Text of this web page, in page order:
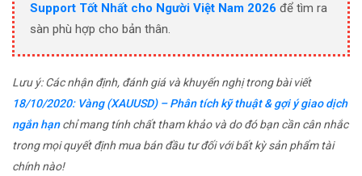
Support Tốt Nhất cho Người Việt Nam 2026 để tìm ra
sàn phù hợp cho bản thân.
Lưu ý: Các nhận định, đánh giá và khuyến nghị trong bài viết
18/10/2020: Vàng (XAUUSD) – Phân tích kỹ thuật & gợi ý giao dịch
ngắn hạnchỉ mang tính chất tham khảo và do đó bạn cần cân nhắc
trong mọi quyết định mua bán đầu tư đối với bất kỳ sản phẩm tài
chính nào!